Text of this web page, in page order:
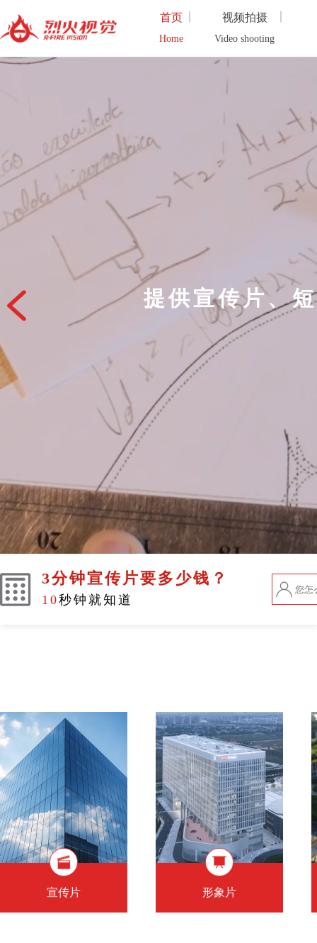
首页
Home
视频拍摄
Video shooting
Classic Case
VR虚拟现实
VR virtual reality
三维建模
3D modeling
关于我们
About Us
案设计 12
3分钟宣传片要多少钱？
10秒钟就知道
宣传片 形象片